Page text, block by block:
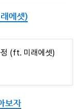
에셋)
(ft. 미래에셋)
보자